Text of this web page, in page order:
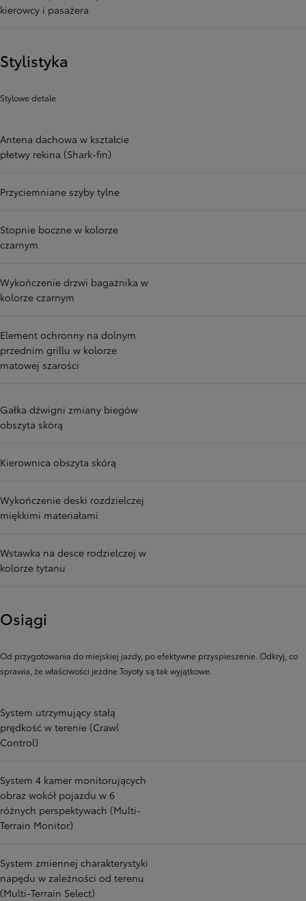
kierowcy i pasażera
Stylistyka
Stylowe detale
Antena dachowa w kształcie
płetwy rekina (Shark-fin)
Przyciemniane szyby tylne
Stopnie boczne w kolorze
czarnym
Wykończenie drzwi bagażnika w
kolorze czarnym
Element ochronny na dolnym
przednim grillu w kolorze
matowej szarości
Gałka dźwigni zmiany biegów
obszyta skórą
Kierownica obszyta skórą
Wykończenie deski rozdzielczej
miękkimi materiałami
Wstawka na desce rodzielczej w
kolorze tytanu
Osiągi
Od przygotowania do miejskiej jazdy, po efektywne przyspieszenie. Odkryj, co
sprawia, że ​​właściwości jezdne Toyoty są tak wyjątkowe.
System utrzymujący stałą
prędkość w terenie (Crawl
Control)
System 4 kamer monitorujących
obraz wokół pojazdu w 6
różnych perspektywach (Multi-
Terrain Monitor)
System zmiennej charakterystyki
napędu w zależności od terenu
(Multi-Terrain Select)